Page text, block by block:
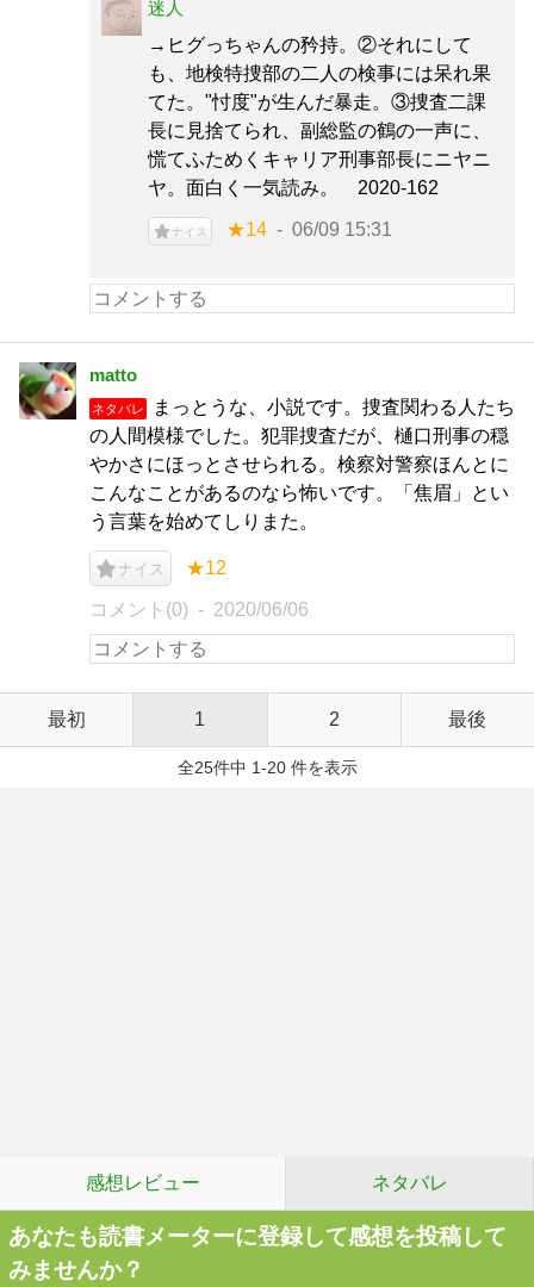
迷人
→ヒグっちゃんの矜持。②それにして
も、地検特捜部の二人の検事には呆れ果
てた。"忖度"が生んだ暴走。③捜査二課
長に見捨てられ、副総監の鶴の一声に、
慌てふためくキャリア刑事部長にニヤニ
ヤ。面白く一気読み。 2020-162
ナイス ★14 06/09 15:31
matto
ネタバレ
まっとうな、小説です。捜査関わる人たち
の人間模様でした。犯罪捜査だが、樋口刑事の穏
やかさにほっとさせられる。検察対警察ほんとに
こんなことがあるのなら怖いです。「焦眉」とい
う言葉を始めてしりまた。
ナイス ★12
コメント(0) 2020/06/06
最初 1 2 最後
全25件中 1-20 件を表示
感想レビュー ネタバレ
あなたも読書メーターに登録して感想を投稿して
みませんか？